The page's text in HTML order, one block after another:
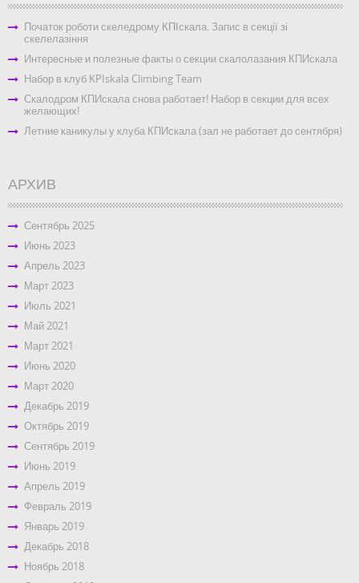
Початок роботи скеледрому КПІскала. Запис в секції зі
скелелазіння
Интересные и полезные факты о секции скалолазания КПИскала
Набор в клуб KPIskala Climbing Team
Скалодром КПИскала снова работает! Набор в секции для всех
желающих!
Летние каникулы у клуба КПИскала (зал не работает до сентября)
АРХИВ
Сентябрь 2025
Июнь 2023
Апрель 2023
Март 2023
Июль 2021
Май 2021
Март 2021
Июнь 2020
Март 2020
Декабрь 2019
Октябрь 2019
Сентябрь 2019
Июнь 2019
Апрель 2019
Февраль 2019
Январь 2019
Декабрь 2018
Ноябрь 2018